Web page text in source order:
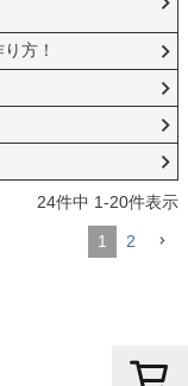
方！
24件中 1-20件表示
1 2